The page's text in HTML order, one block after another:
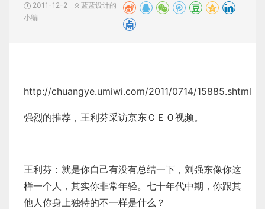
2011-12-2
蓝蓝设计的
小编
http://chuangye.umiwi.com/2011/0714/15885.shtml
强烈的推荐，王利芬采访京东ＣＥＯ视频。
王利芬：就是你自己有没有总结一下，刘强东像你这
样一个人，其实你非常年轻。七十年代中期，你跟其
他人你身上独特的不一样是什么？